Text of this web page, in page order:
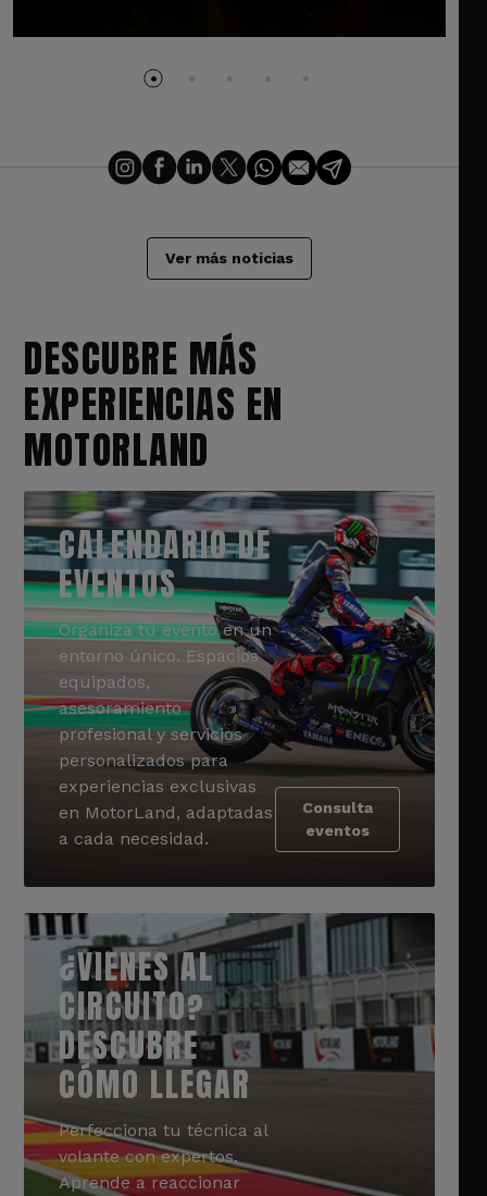
Ver más noticias
DESCUBRE MÁS
EXPERIENCIAS EN
MOTORLAND
CALENDARIO DE
EVENTOS
Organiza tu evento en un
entorno único. Espacios
equipados,
asesoramiento
profesional y servicios
personalizados para
experiencias exclusivas
en MotorLand, adaptadas
a cada necesidad.
Consulta
eventos
¿VIENES AL
CIRCUITO?
DESCUBRE
CÓMO LLEGAR
Perfecciona tu técnica al
volante con expertos.
Aprende a reaccionar